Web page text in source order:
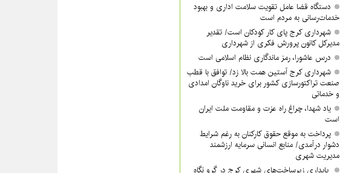
دستگاه قضا عامل تقویت سلامت اداری و بهبود
خدمات‌رسانی به مردم است
شهرداری کرج پای کار کودکان است/ تقدیر
مدیرکل کانون پرورش فکری از شهرداری
درس عاشورا، رمز ماندگاری نظام اسلامی است
شهرداری کرج آستین همت بالا زد/ توافق با قطب
صنعت تراکتورسازی کشور برای خرید ناوگان امدادی
و خدماتی
یاد شهدا، چراغ راه عزت و مقاومت ملت ایران
است
پرداخت به موقع حقوق کارکنان به رغم شرایط
دشوار درآمدی/ منابع انسانی سرمایه ارزشمند
مدیریت شهری
پایداری زیرساخت‌های شهری کرج در گرو نگاه